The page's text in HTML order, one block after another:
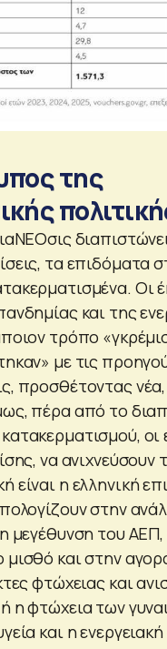
της
τα επιδόματα
Οι
και της
τρόπο
με τις
προσθέτοντας
πέρα από το
οι
να ανιχνεύσουν
είναι η ελληνική
στην
μεγέθυνση του ΑΕΠ,
και στην
φτώχειας και
η φτώχεια των
και η